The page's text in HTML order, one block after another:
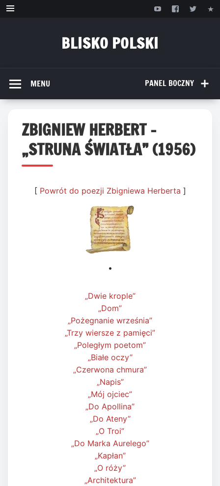
Przejdź
BLISKO POLSKI
PANEL BOCZNY
MENU
ZBIGNIEW HERBERT –
„STRUNA ŚWIATŁA” (1956)
[ Powrót do poezji Zbigniewa Herberta ]
•
„Dwie krople”
„Dom”
„Pożegnanie września”
„Trzy wiersze z pamięci”
„Poległym poetom”
„Białe oczy”
„Czerwona chmura”
„Napis”
„Mój ojciec”
„Do Apollina”
„Do Ateny”
„O Troi”
„Do Marka Aurelego”
„Kapłan”
„O róży”
„Architektura”